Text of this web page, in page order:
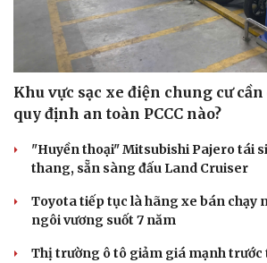
Khu vực sạc xe điện chung cư
quy định an toàn PCCC nào?
"Huyền thoại" Mitsubishi Pajero tái
thang, sẵn sàng đấu Land Cruiser
Toyota tiếp tục là hãng xe bán chạy
ngôi vương suốt 7 năm
Thị trường ô tô giảm giá mạnh trước